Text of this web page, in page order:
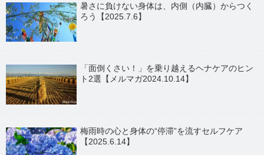
暑さに負けない身体は、内側（内臓）からつく
ろう【2025.7.6】
「面倒くさい！」を乗り越えるヘナケアのヒン
ト2選【メルマガ2024.10.14】
梅雨時の心と身体の“停滞”を流すセルフケア
【2025.6.14】